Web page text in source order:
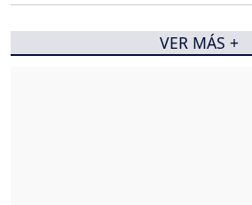
VER MÁS +